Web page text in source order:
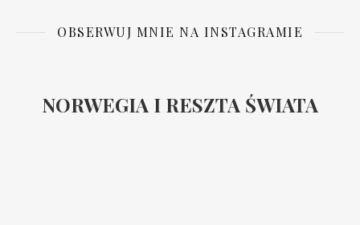
OBSERWUJ MNIE NA INSTAGRAMIE
NORWEGIA I RESZTA ŚWIATA